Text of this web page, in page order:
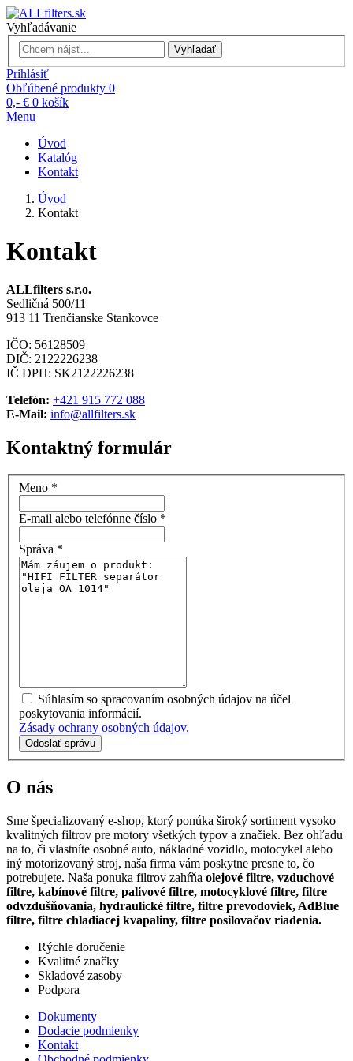
Vyhľadávanie
Vyhľadať
Prihlásiť
Obľúbené produkty 0
0,- € 0 košík
Menu
Úvod
Katalóg
Kontakt
Úvod
Kontakt
Kontakt
ALLfilters s.r.o.
Sedličná 500/11
913 11 Trenčianske Stankovce
IČO: 56128509
DIČ: 2122226238
IČ DPH: SK2122226238
Telefón: +421 915 772 088
E-Mail: info@allfilters.sk
Kontaktný formulár
Meno *
E-mail alebo telefónne číslo *
Správa *
Súhlasím so spracovaním osobných údajov na účel
poskytovania informácií.
Zásady ochrany osobných údajov.
Odoslať správu
O nás
Sme špecializovaný e-shop, ktorý ponúka široký sortiment vysoko
kvalitných filtrov pre motory všetkých typov a značiek. Bez ohľadu
na to, či vlastníte osobné auto, nákladné vozidlo, motocykel alebo
iný motorizovaný stroj, naša firma vám poskytne presne to, čo
potrebujete. Naša ponuka filtrov zahŕňa olejové filtre, vzduchové
filtre, kabínové filtre, palivové filtre, motocyklové filtre, filtre
odvzdušňovania, hydraulické filtre, filtre prevodoviek, AdBlue
filtre, filtre chladiacej kvapaliny, filtre posilovačov riadenia.
Rýchle doručenie
Kvalitné značky
Skladové zasoby
Podpora
Dokumenty
Dodacie podmienky
Kontakt